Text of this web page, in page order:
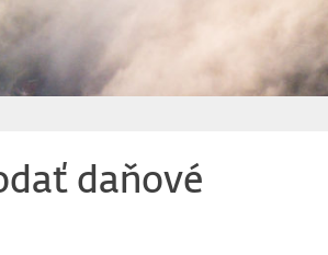
daňové